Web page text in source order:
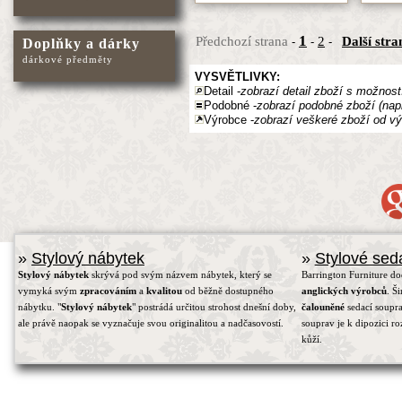
Předchozí strana- 1 - 2 - Další
VYSVĚTLIVKY:
Detail -zobrazí detail zboží s
Podobné -zobrazí podobné zboží
Výrobce -zobrazí veškeré zboží od
Doplňky a dárky
dárkové předměty
» Stylový nábytek
Stylový nábytek skrývá pod svým názvem nábytek, který se
vymyká svým zpracováním a kvalitou od běžně dostupného
nábytku. "Stylový nábytek" postrádá určitou strohost dnešní doby,
ale právě naopak se vyznačuje svou originalitou a nadčasovostí.
» Stylové
Barrington Furniture
anglických výrobců.
čalouněnésedací
souprav je k dipozici
kůží.